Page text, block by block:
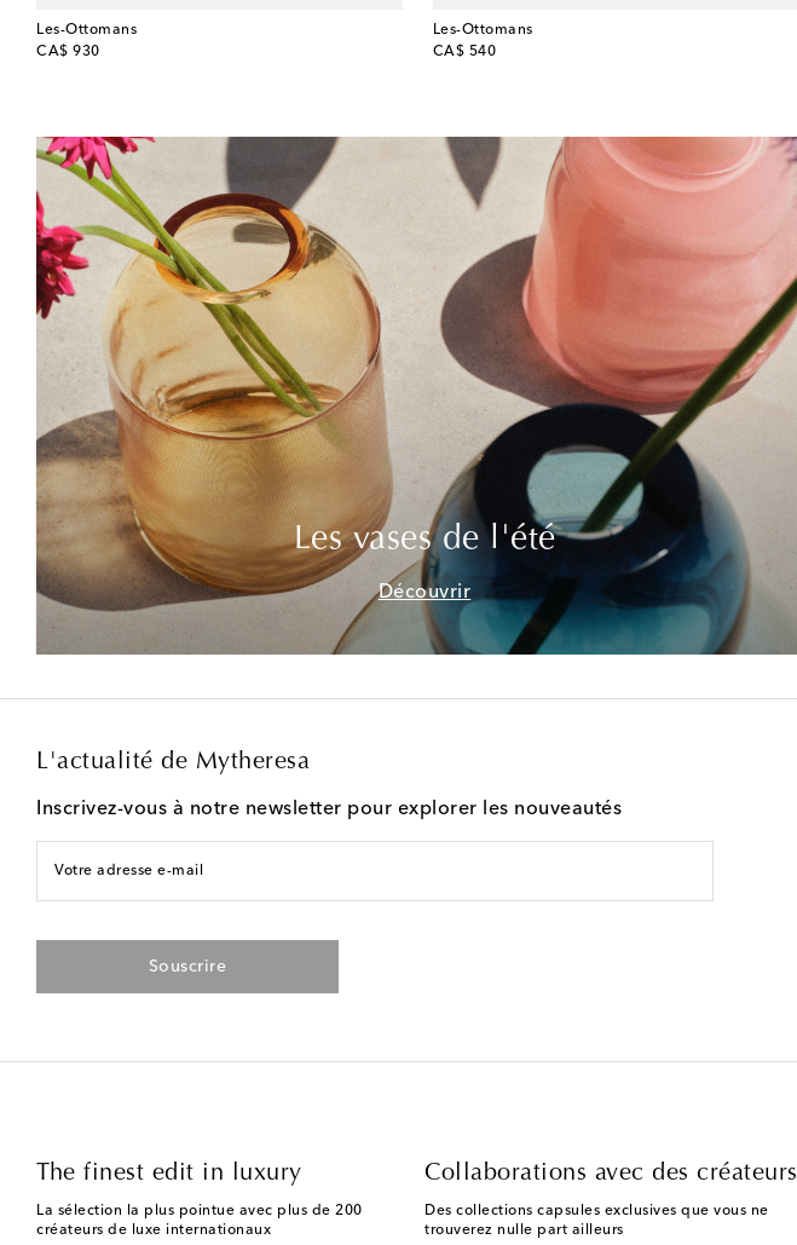
Les-Ottomans
CA$ 930
original price
Les-Ottomans
CA$ 540
original price
Les vases de l'été
Découvrir
L'actualité de Mytheresa
Inscrivez-vous à notre newsletter pour explorer les nouveautés
Votre adresse e-mail
Souscrire
The finest edit in luxury
La sélection la plus pointue avec plus de 200
créateurs de luxe internationaux
Collaborations avec des créateurs
Des collections capsules exclusives que vous ne
trouverez nulle part ailleurs